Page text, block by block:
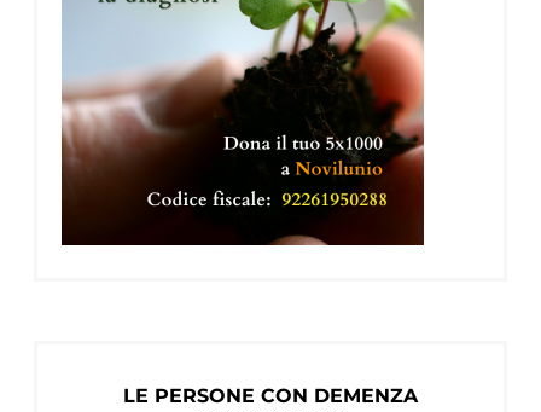
LE PERSONE CON DEMENZA